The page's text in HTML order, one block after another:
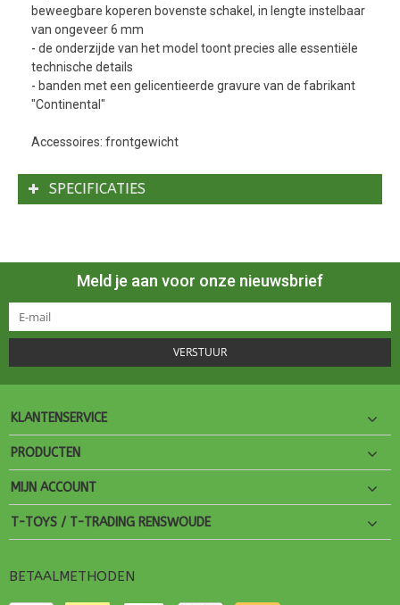
beweegbare koperen bovenste schakel, in lengte instelbaar
van ongeveer 6 mm
- de onderzijde van het model toont precies alle essentiële
technische details
- banden met een gelicentieerde gravure van de fabrikant
"Continental"
Accessoires: frontgewicht
SPECIFICATIES
Meld je aan voor onze nieuwsbrief
VERSTUUR
KLANTENSERVICE
PRODUCTEN
MIJN ACCOUNT
T-TOYS / T-TRADING RENSWOUDE
BETAALMETHODEN